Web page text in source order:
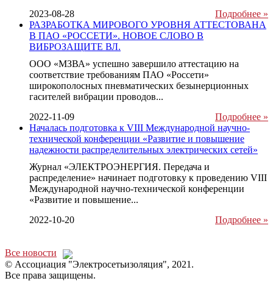
2023-08-28
Подробнее »
РАЗРАБОТКА МИРОВОГО УРОВНЯ АТТЕСТОВАНА
В ПАО «РОССЕТИ». НОВОЕ СЛОВО В
ВИБРОЗАЩИТЕ ВЛ.
ООО «МЗВА» успешно завершило аттестацию на
соответствие требованиям ПАО «Россети»
широкополосных пневматических безынерционных
гасителей вибрации проводов...
2022-11-09
Подробнее »
Началась подготовка к VIII Международной научно-
технической конференции «Развитие и повышение
надежности распределительных электрических сетей»
Журнал «ЭЛЕКТРОЭНЕРГИЯ. Передача и
распределение» начинает подготовку к проведению VIII
Международной научно-технической конференции
«Развитие и повышение...
2022-10-20
Подробнее »
Все новости
© Ассоциация "Электросетьизоляция", 2021.
Все права защищены.